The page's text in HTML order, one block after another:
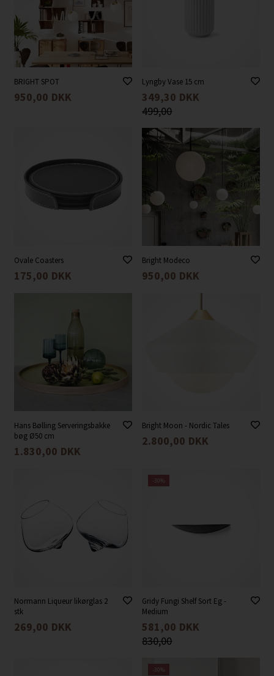
BRIGHT SPOT
950,00 DKK
Lyngby Vase 15 cm
349,30 DKK
499,00
Ovale Coasters
175,00 DKK
Bright Modeco
950,00 DKK
Hans Bølling Serveringsbakke
bøg Ø50 cm
1.830,00 DKK
Bright Moon - Nordic Tales
2.800,00 DKK
Normann Liqueur likørglas 2
stk
269,00 DKK
-30%
Gridy Fungi Shelf Sort Eg -
Medium
581,00 DKK
830,00
-30%